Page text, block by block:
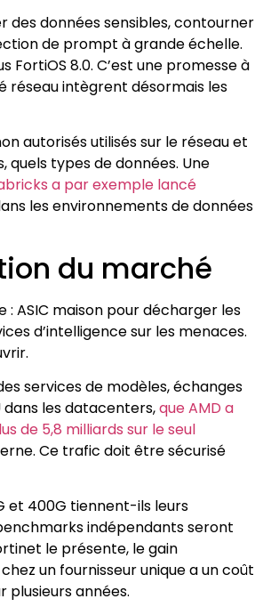
données sensibles, contourner
de prompt à grande échelle.
8.0. C’est une promesse à
réseau intègrent désormais les
autorisés utilisés sur le réseau et
quels types de données. Une
a par exemple lancé
les environnements de données
du marché
ASIC maison pour décharger les
d’intelligence sur les menaces.
services de modèles, échanges
dans les datacenters,que AMD a
de 5,8 milliards sur le seul
Ce trafic doit être sécurisé
et 400G tiennent-ils leurs
indépendants seront
le présente, le gain
un fournisseur unique a un coût
plusieurs années.